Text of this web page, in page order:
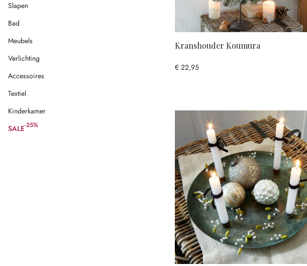
Slapen
Bad
Meubels
Verlichting
Accessoires
Textiel
Kinderkamer
SALE-25%
(25% gespart)
Kranshouder Koumura
€ 22,95